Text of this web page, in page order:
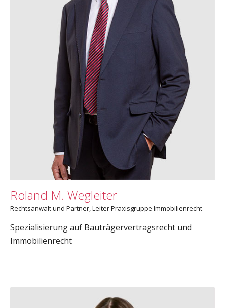
Roland M. Wegleiter
Rechtsanwalt und Partner, Leiter Praxisgruppe Immobilienrecht
Spezialisierung auf Bauträgervertragsrecht und
Immobilienrecht